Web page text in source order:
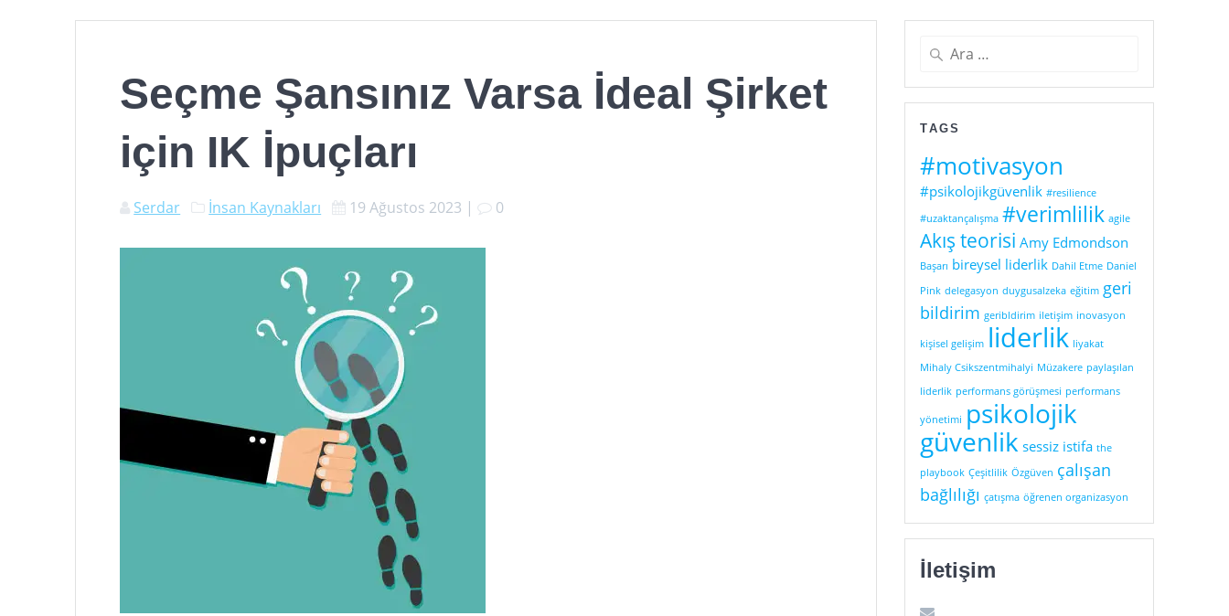
Seçme Şansınız Varsa İdeal Şirket
için IK İpuçları
Serdar İnsan Kaynakları 19 Ağustos 2023 | 0
Arama:
TAGS
#motivasyon
#psikolojikgüvenlik #resilience
#uzaktançalışma #verimlilik agile
Akış teorisi Amy Edmondson
Başarı bireysel liderlik Dahil Etme Daniel
Pink delegasyon duygusalzeka eğitim geri
bildirim geribldirim iletişim inovasyon
kişisel gelişim liderlik liyakat
Mihaly Csikszentmihalyi Müzakere paylaşılan
liderlik performans görüşmesi performans
yönetimi psikolojik
güvenlik sessiz istifa the
playbook Çeşitlilik Özgüven çalışan
bağlılığı çatışma öğrenen organizasyon
İletişim